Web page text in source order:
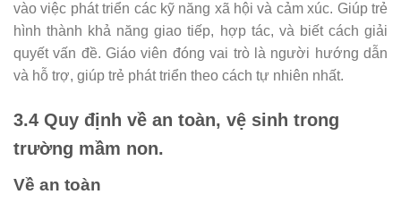
vào việc phát triển các kỹ năng xã hội và cảm xúc. Giúp trẻ
hình thành khả năng giao tiếp, hợp tác, và biết cách giải
quyết vấn đề. Giáo viên đóng vai trò là người hướng dẫn
và hỗ trợ, giúp trẻ phát triển theo cách tự nhiên nhất.
3.4 Quy định về an toàn, vệ sinh trong
trường mầm non.
Về an toàn